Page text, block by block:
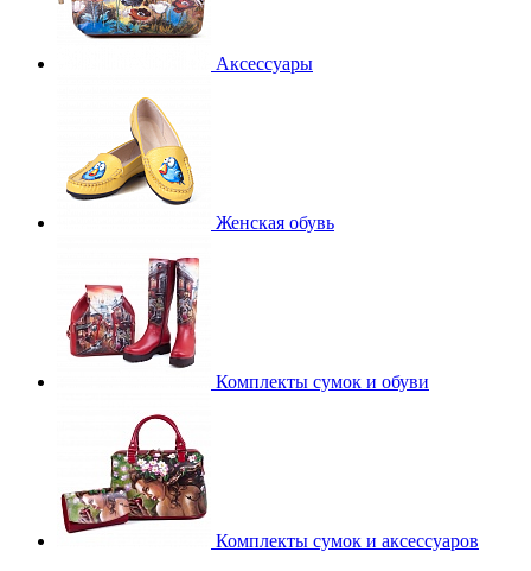
Аксессуары
Женская обувь
Комплекты сумок и обуви
Комплекты сумок и аксессуаров